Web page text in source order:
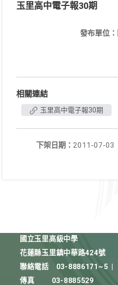
玉里高中電子報30期
發布單位：
相關連結
玉里高中電子報30期
下架日期： 2011-07-03
國立玉里高級中學
花蓮縣玉里鎮中華路424號
聯絡電話
03-8886171~5
傳真
03-8885529